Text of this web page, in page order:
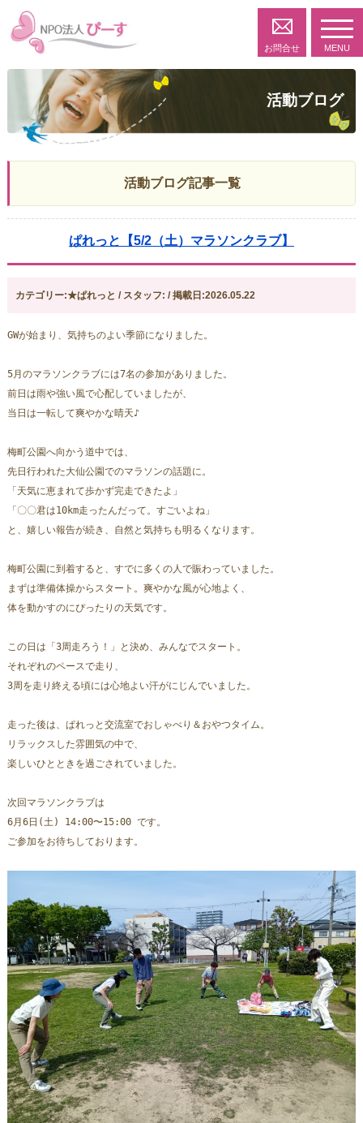
お問合せ MENU
活動ブログ
活動ブログ記事一覧
ぱれっと【5/2（土）マラソンクラブ】
カテゴリー:★ぱれっと / スタッフ: / 掲載日:2026.05.22
GWが始まり、気持ちのよい季節になりました。
5月のマラソンクラブには7名の参加がありました。
前日は雨や強い風で心配していましたが、
当日は一転して爽やかな晴天♪
梅町公園へ向かう道中では、
先日行われた大仙公園でのマラソンの話題に。
「天気に恵まれて歩かず完走できたよ」
「〇〇君は10km走ったんだって。すごいよね」
と、嬉しい報告が続き、自然と気持ちも明るくなります。
梅町公園に到着すると、すでに多くの人で賑わっていました。
まずは準備体操からスタート。爽やかな風が心地よく、
体を動かすのにぴったりの天気です。
この日は「3周走ろう！」と決め、みんなでスタート。
それぞれのペースで走り、
3周を走り終える頃には心地よい汗がにじんでいました。
走った後は、ぱれっと交流室でおしゃべり＆おやつタイム。
リラックスした雰囲気の中で、
楽しいひとときを過ごされていました。
次回マラソンクラブは
6月6日(土) 14:00〜15:00 です。
ご参加をお待ちしております。